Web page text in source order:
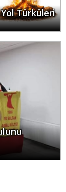
Türküleri